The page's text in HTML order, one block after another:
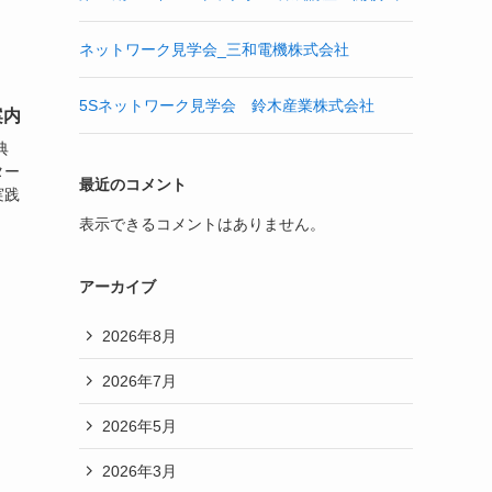
ー
践
ネットワーク見学会_三和電機株式会社
5Sネットワーク見学会 鈴木産業株式会社
最近のコメント
表示できるコメントはありません。
アーカイブ
2026年8月
2026年7月
2026年5月
2026年3月